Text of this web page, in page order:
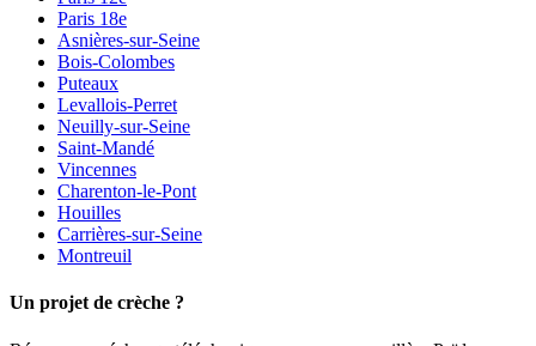
Paris 18e
Asnières-sur-Seine
Bois-Colombes
Puteaux
Levallois-Perret
Neuilly-sur-Seine
Saint-Mandé
Vincennes
Charenton-le-Pont
Houilles
Carrières-sur-Seine
Montreuil
Un projet de crèche ?